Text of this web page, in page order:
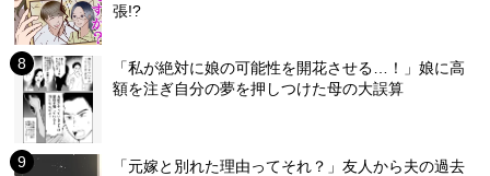
張!?
「私が絶対に娘の可能性を開花させる…！」娘に高
額を注ぎ自分の夢を押しつけた母の大誤算
「元嫁と別れた理由ってそれ？」友人から夫の過去